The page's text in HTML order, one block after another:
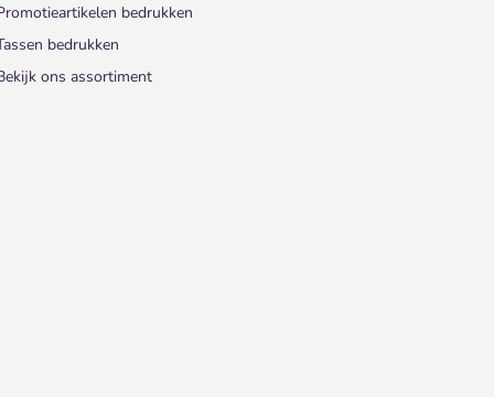
bedrukken
bedrukken
ons assortiment